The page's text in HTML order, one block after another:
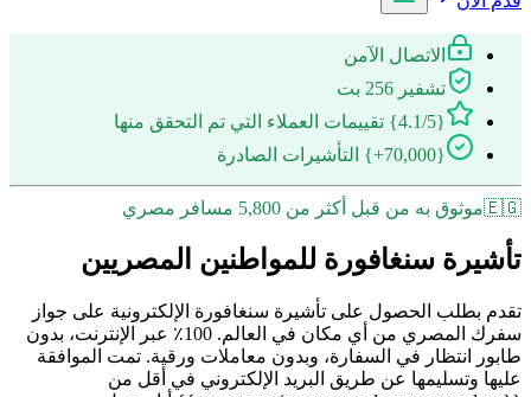
الاتصال الآمن
تشفير 256 بت
{4.1/5} تقييمات العملاء التي تم التحقق منها
{70,000+} التأشيرات الصادرة
🇪🇬موثوق به من قبل أكثر من 5,800 مسافر مصري
تأشيرة سنغافورة للمواطنين المصريين
تقدم بطلب الحصول على تأشيرة سنغافورة الإلكترونية على جواز
سفرك المصري من أي مكان في العالم. 100٪ عبر الإنترنت، بدون
طابور انتظار في السفارة، وبدون معاملات ورقية. تمت الموافقة
عليها وتسليمها عن طريق البريد الإلكتروني في أقل من